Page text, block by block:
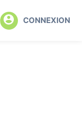
CONNEXION